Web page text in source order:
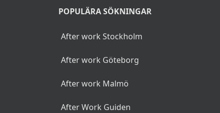
POPULÄRA SÖKNINGAR
After work Stockholm
After work Göteborg
After work Malmö
After Work Guiden